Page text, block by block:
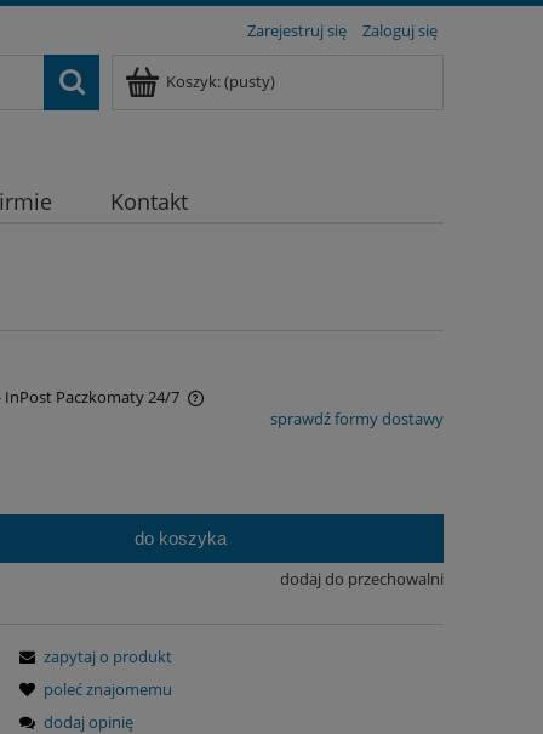
Zarejestruj się Zaloguj się
Koszyk:(pusty)
Kontakt
InPost Paczkomaty 24/7
sprawdź formy dostawy
do koszyka
dodaj do przechowalni
zapytaj o produkt
poleć znajomemu
dodaj opinię